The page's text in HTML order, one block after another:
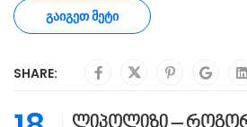
ᲒᲐᲘᲒᲔᲗ ᲛᲔᲢᲘ
SHARE:
ლიპოლიზი – როგორ